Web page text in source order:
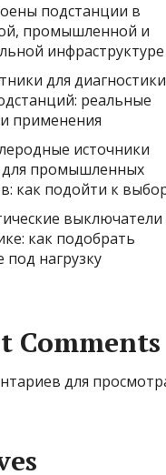
подстанции в
промышленной и
инфраструктуре
для диагностики
реальные
применения
источники
для промышленных
как подойти к
выключатели
как подобрать
нагрузку
Comments
для